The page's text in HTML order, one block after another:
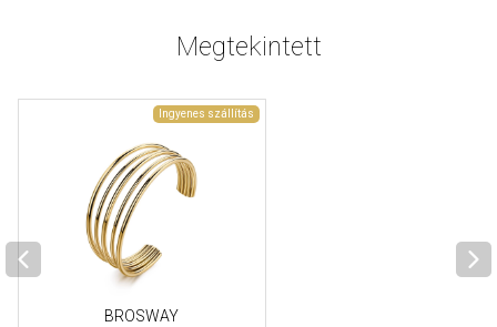
Megtekintett
Ingyenes szállítás
BROSWAY